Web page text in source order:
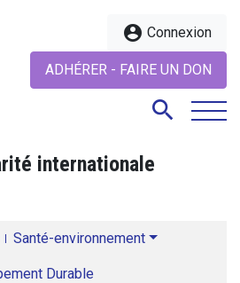
account_circle Connexion
ADHÉRER - FAIRE UN DON
search
internationale
Santé-environnement
Durable